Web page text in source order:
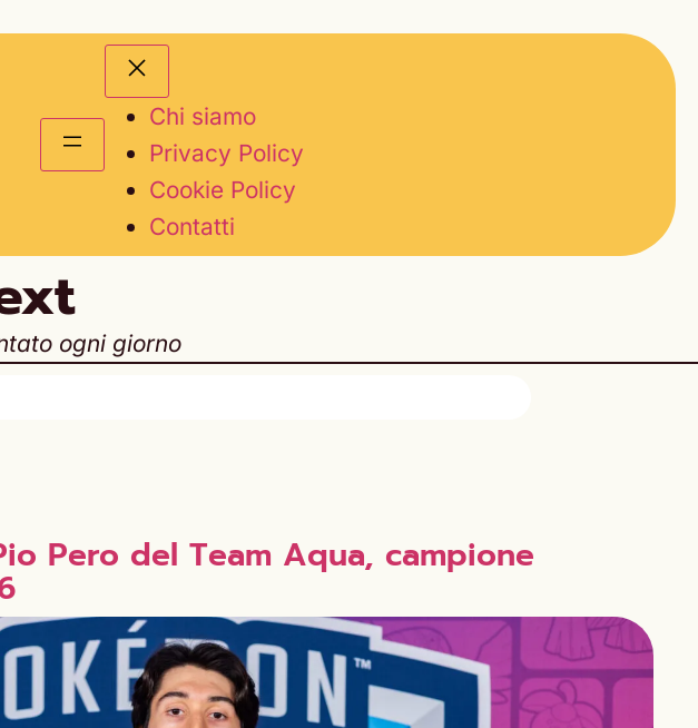
Chi siamo
Privacy Policy
Cookie Policy
Contatti
ogni giorno
Pero del Team Aqua, campione